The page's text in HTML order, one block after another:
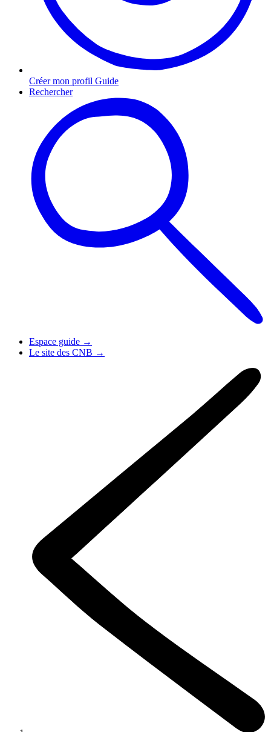
Créer mon profil Guide
Rechercher
Espace guide →
Le site des CNB →